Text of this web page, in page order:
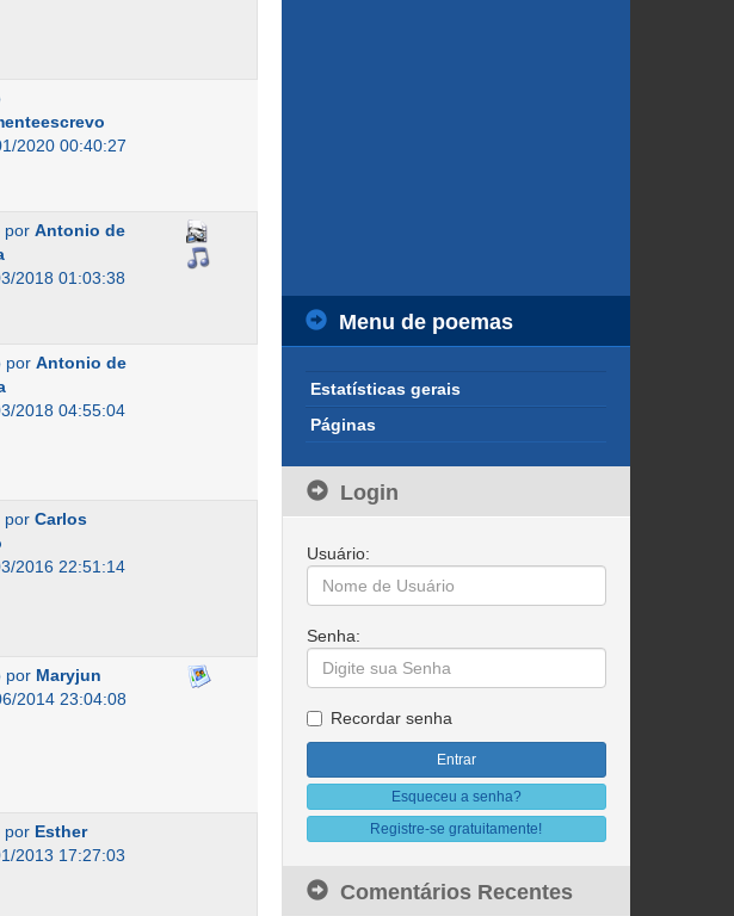
2020 00:40:27
porAntonio de
2018 01:03:38
por Antonio de
2018 04:55:04
porCarlos
2016 22:51:14
por Maryjun
2014 23:04:08
por Esther
2013 17:27:03
Menu de poemas
Estatísticas gerais
Páginas
Login
Usuário:
Senha:
Recordar senha
Esqueceu a senha?
Registre-se gratuitamente!
Comentários Recentes